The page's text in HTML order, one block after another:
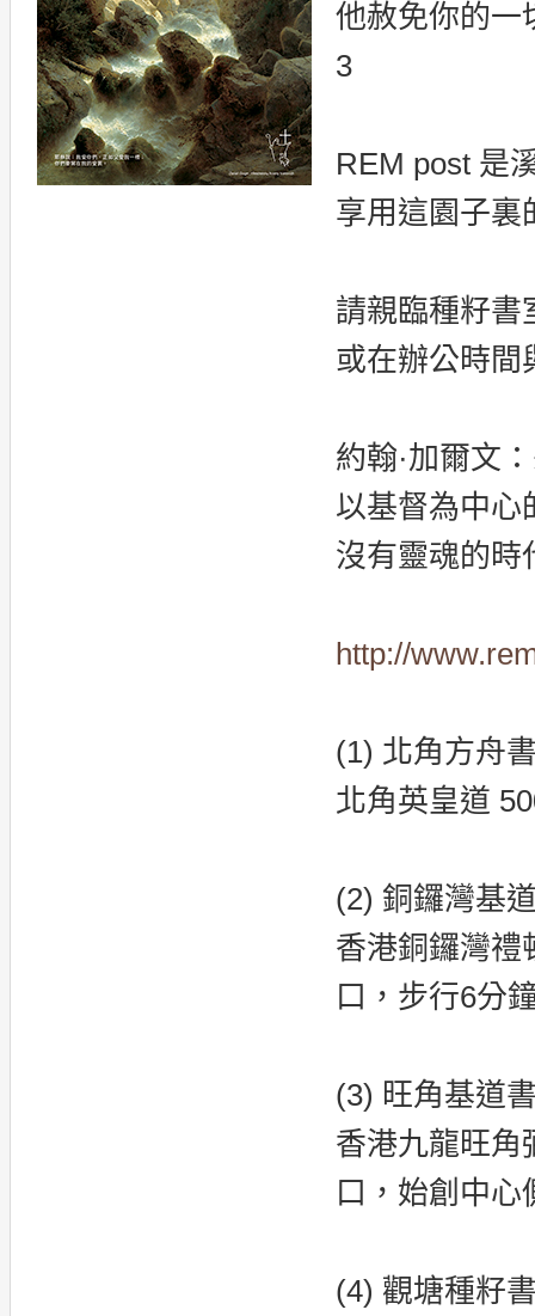
他赦免你的一
3
REM post 是
享用這園子裏
請親臨種籽書
或在辦公時間
約翰·加爾文
以基督為中
沒有靈魂的
http://
(1) 北角方舟
北角英皇道
(2) 銅鑼灣基
香港銅鑼灣禮
口，步行6分
(3) 旺角基道
香港九龍旺角
口，始創中
(4) 觀塘種籽